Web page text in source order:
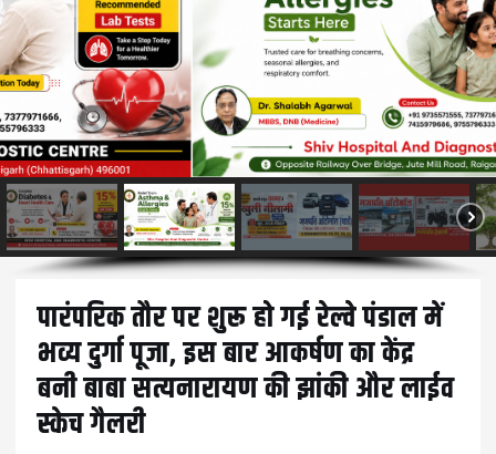
पारंपरिक तौर पर शुरू हो गई रेल्वे पंडाल में
भव्य दुर्गा पूजा, इस बार आकर्षण का केंद्र
बनी बाबा सत्यनारायण की झांकी और लाईव
स्केच गैलरी